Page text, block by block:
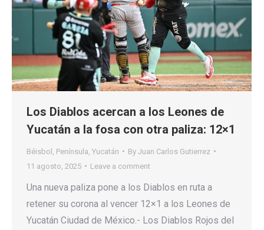
Los Diablos acercan a los Leones de
Yucatán a la fosa con otra paliza: 12×1
Béisbol Península Yucatán By Juan Carlos Gutierrez
11 agosto, 2025
Leave a comment
Una nueva paliza pone a los Diablos en ruta a
retener su corona al vencer 12×1 a los Leones de
Yucatán Ciudad de México.- Los Diablos Rojos del